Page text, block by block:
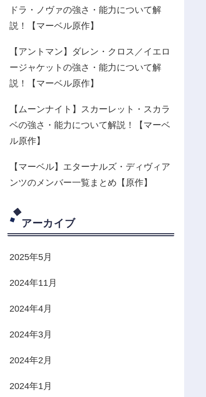
ドラ・ノヴァの強さ・能力について解
説！【マーベル原作】
【アントマン】ダレン・クロス／イエロ
ージャケットの強さ・能力について解
説！【マーベル原作】
【ムーンナイト】スカーレット・スカラ
ベの強さ・能力について解説！【マーベ
ル原作】
【マーベル】エターナルズ・ディヴィア
ンツのメンバー一覧まとめ【原作】
アーカイブ
2025年5月
2024年11月
2024年4月
2024年3月
2024年2月
2024年1月